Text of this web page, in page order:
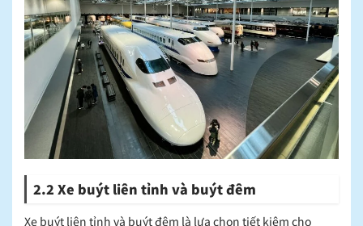
2.2 Xe buýt liên tỉnh và buýt đêm
Xe buýt liên tỉnh và buýt đêm là lựa chọn tiết kiệm cho